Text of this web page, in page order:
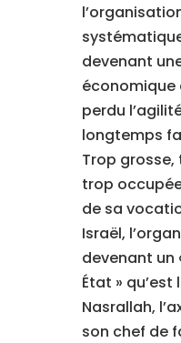
devenant
économique
perdu
longtemps
Trop
trop
de sa
Israël,
devenant un
État » qu’est
Nasrallah,
son chef de